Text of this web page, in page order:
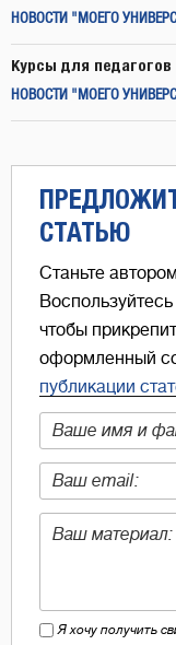
НОВОСТИ "МОЕГО
Курсы для педагогов
НОВОСТИ "МОЕГО
СТАТЬЮ
Станьте
чтобы
оформленный
публикации
Я хочу получить